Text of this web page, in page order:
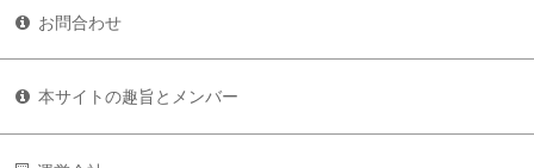
お問合わせ
本サイトの趣旨とメンバー